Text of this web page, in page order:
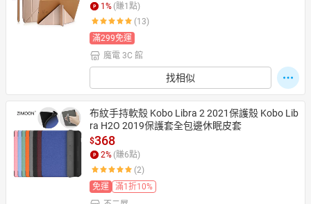
1 % (賺1 點)
(13)
滿299免運
魔電 3C 館
找相似
布紋手持軟殼 Kobo Libra 2 2021保護殼 Kobo Lib
ra H2O 2019保護套全包邊休眠皮套
$368
2% (賺6點)
(2)
免運
滿1折10%